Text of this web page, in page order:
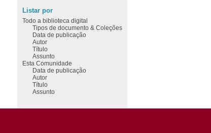
Listar por
Todo a biblioteca digital
Tipos de documento & Coleções
Data de publicação
Autor
Título
Assunto
Esta Comunidade
Data de publicação
Autor
Título
Assunto